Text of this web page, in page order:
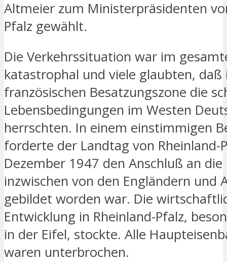
Altmeier zum Ministerpräsidenten
Pfalz gewählt.
Die Verkehrssituation war im
katastrophal und viele glaubten, daß
französischen Besatzungszone die
Lebensbedingungen im Westen
herrschten. In einem einstimmigen
forderte der Landtag von Rheinland-
Dezember 1947 den Anschluß an die
inzwischen von den Engländern und
gebildet worden war. Die
Entwicklung in Rheinland-Pfalz,
in der Eifel, stockte. Alle
waren unterbrochen.